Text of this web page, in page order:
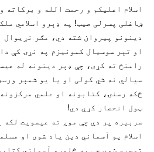
اسلام اعليکم و رحمت الله و برکاته
ښاغلی پسرلی صيب! په ډېرو اسلامي
دينونو پیروان شته دي، مګر نړيوال
او تېر سوسيال کمونيزم په نړۍ کې
رامنځ ته کړی، چې ډېر دينونه له
سيالي نه شي کولی او يا يو شمېر
ځکه رسنۍ، کتابونه او علمي
ټول انحصار کړي دي!
سربېره پر دې چې موږ ته عيسويت لکه
اسلام يو آسماني دين ياد شوی او
توصيه شوې چې په څلورو آسماني